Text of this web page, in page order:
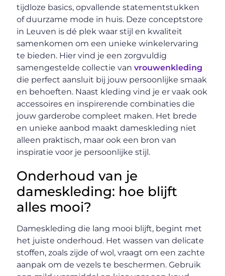
tijdloze basics, opvallende statementstukken
of duurzame mode in huis. Deze conceptstore
in Leuven is dé plek waar stijl en kwaliteit
samenkomen om een unieke winkelervaring
te bieden. Hier vind je een zorgvuldig
samengestelde collectie vanvrouwenkleding
die perfect aansluit bij jouw persoonlijke smaak
en behoeften. Naast kleding vind je er vaak ook
accessoires en inspirerende combinaties die
jouw garderobe compleet maken. Het brede
en unieke aanbod maakt dameskleding niet
alleen praktisch, maar ook een bron van
inspiratie voor je persoonlijke stijl.
Onderhoud van je
dameskleding: hoe blijft
alles mooi?
Dameskleding die lang mooi blijft, begint met
het juiste onderhoud. Het wassen van delicate
stoffen, zoals zijde of wol, vraagt om een zachte
aanpak om de vezels te beschermen. Gebruik